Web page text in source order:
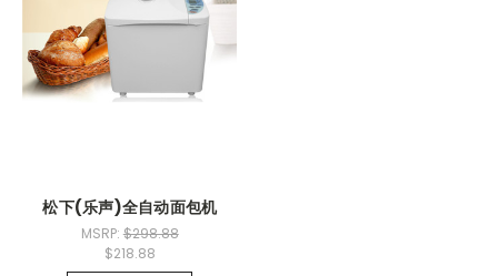
松下(乐声)全自动面包机
MSRP: $298.88
$218.88